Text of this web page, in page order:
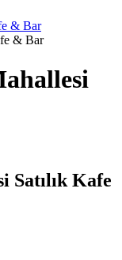
& Bar
& Bar
Kafe